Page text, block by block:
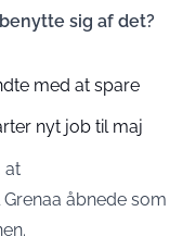
sig af det?
med at spare
nyt job til maj
at
åbnede som